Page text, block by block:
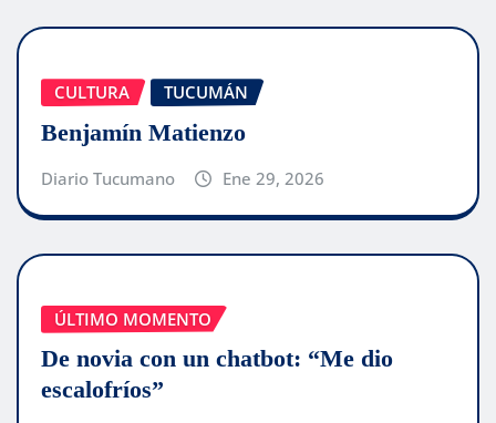
CULTURA TUCUMÁN
Benjamín Matienzo
Diario Tucumano Ene 29, 2026
ÚLTIMO MOMENTO
De novia con un chatbot: “Me dio
escalofríos”